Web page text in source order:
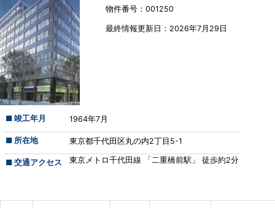
物件番号：001250
最終情報更新⽇：2026年7月29日
■ 竣工年月 1964年7月
■ 所在地 東京都千代田区丸の内2丁目5-1
■ 交通アクセス 東京メトロ千代田線 「二重橋前駅」 徒歩約2分